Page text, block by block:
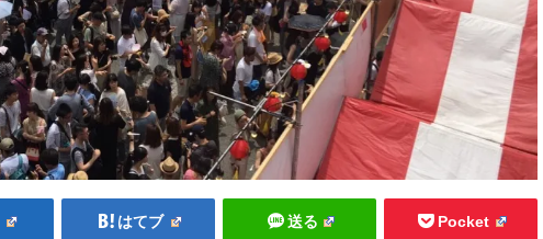
はてブ 送る Pocket